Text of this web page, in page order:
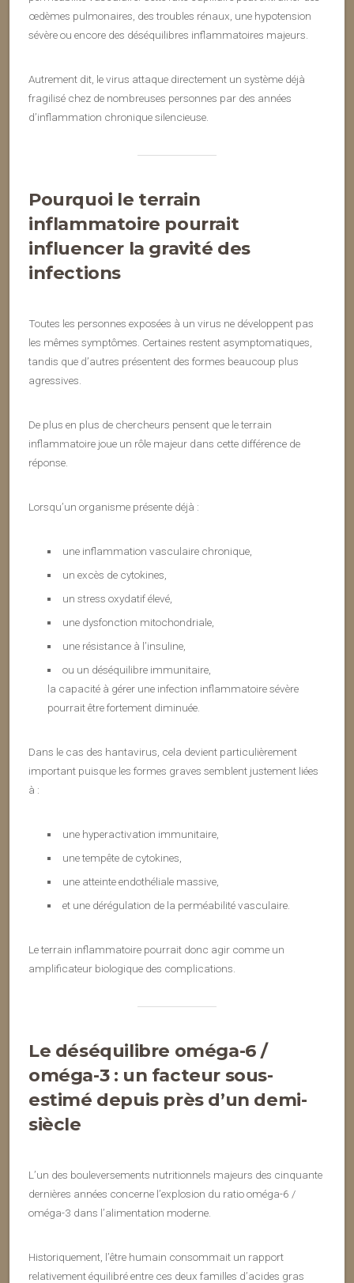
œdèmes pulmonaires, des troubles rénaux, une hypotension
sévère ou encore des déséquilibres inflammatoires majeurs.
Autrement dit, le virus attaque directement un système déjà
fragilisé chez de nombreuses personnes par des années
d’inflammation chronique silencieuse.
Pourquoi le terrain
inflammatoire pourrait
influencer la gravité des
infections
Toutes les personnes exposées à un virus ne développent pas
les mêmes symptômes. Certaines restent asymptomatiques,
tandis que d’autres présentent des formes beaucoup plus
agressives.
De plus en plus de chercheurs pensent que le terrain
inflammatoire joue un rôle majeur dans cette différence de
réponse.
Lorsqu’un organisme présente déjà :
une inflammation vasculaire chronique,
un excès de cytokines,
un stress oxydatif élevé,
une dysfonction mitochondriale,
une résistance à l’insuline,
ou un déséquilibre immunitaire,
la capacité à gérer une infection inflammatoire sévère
pourrait être fortement diminuée.
Dans le cas des hantavirus, cela devient particulièrement
important puisque les formes graves semblent justement liées
à :
une hyperactivation immunitaire,
une tempête de cytokines,
une atteinte endothéliale massive,
et une dérégulation de la perméabilité vasculaire.
Le terrain inflammatoire pourrait donc agir comme un
amplificateur biologique des complications.
Le déséquilibre oméga-6 /
oméga-3 : un facteur sous-
estimé depuis près d’un demi-
siècle
L’un des bouleversements nutritionnels majeurs des cinquante
dernières années concerne l’explosion du ratio oméga-6 /
oméga-3 dans l’alimentation moderne.
Historiquement, l’être humain consommait un rapport
relativement équilibré entre ces deux familles d’acides gras